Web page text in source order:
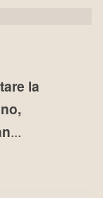
la
...